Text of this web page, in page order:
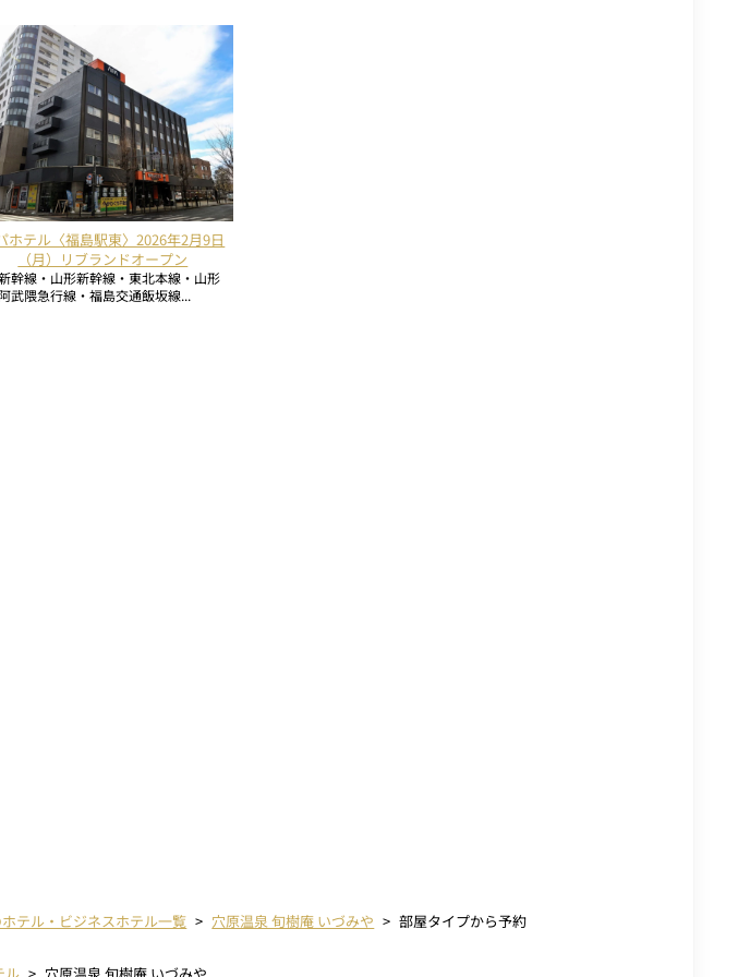
ホテル〈福島駅東〉2026年2月9日
（月）リブランドオープン
幹線・山形新幹線・東北本線・山形
武隈急行線・福島交通飯坂線...
テル・ビジネスホテル一覧 穴原温泉 旬樹庵 いづみや 部屋タイプから予約